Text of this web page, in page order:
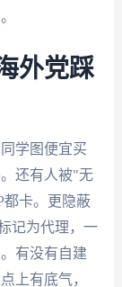
外党踩
学图便宜买
还有人被"无
都卡。更隐蔽
记为代理，一
有没有自建
上有底气，